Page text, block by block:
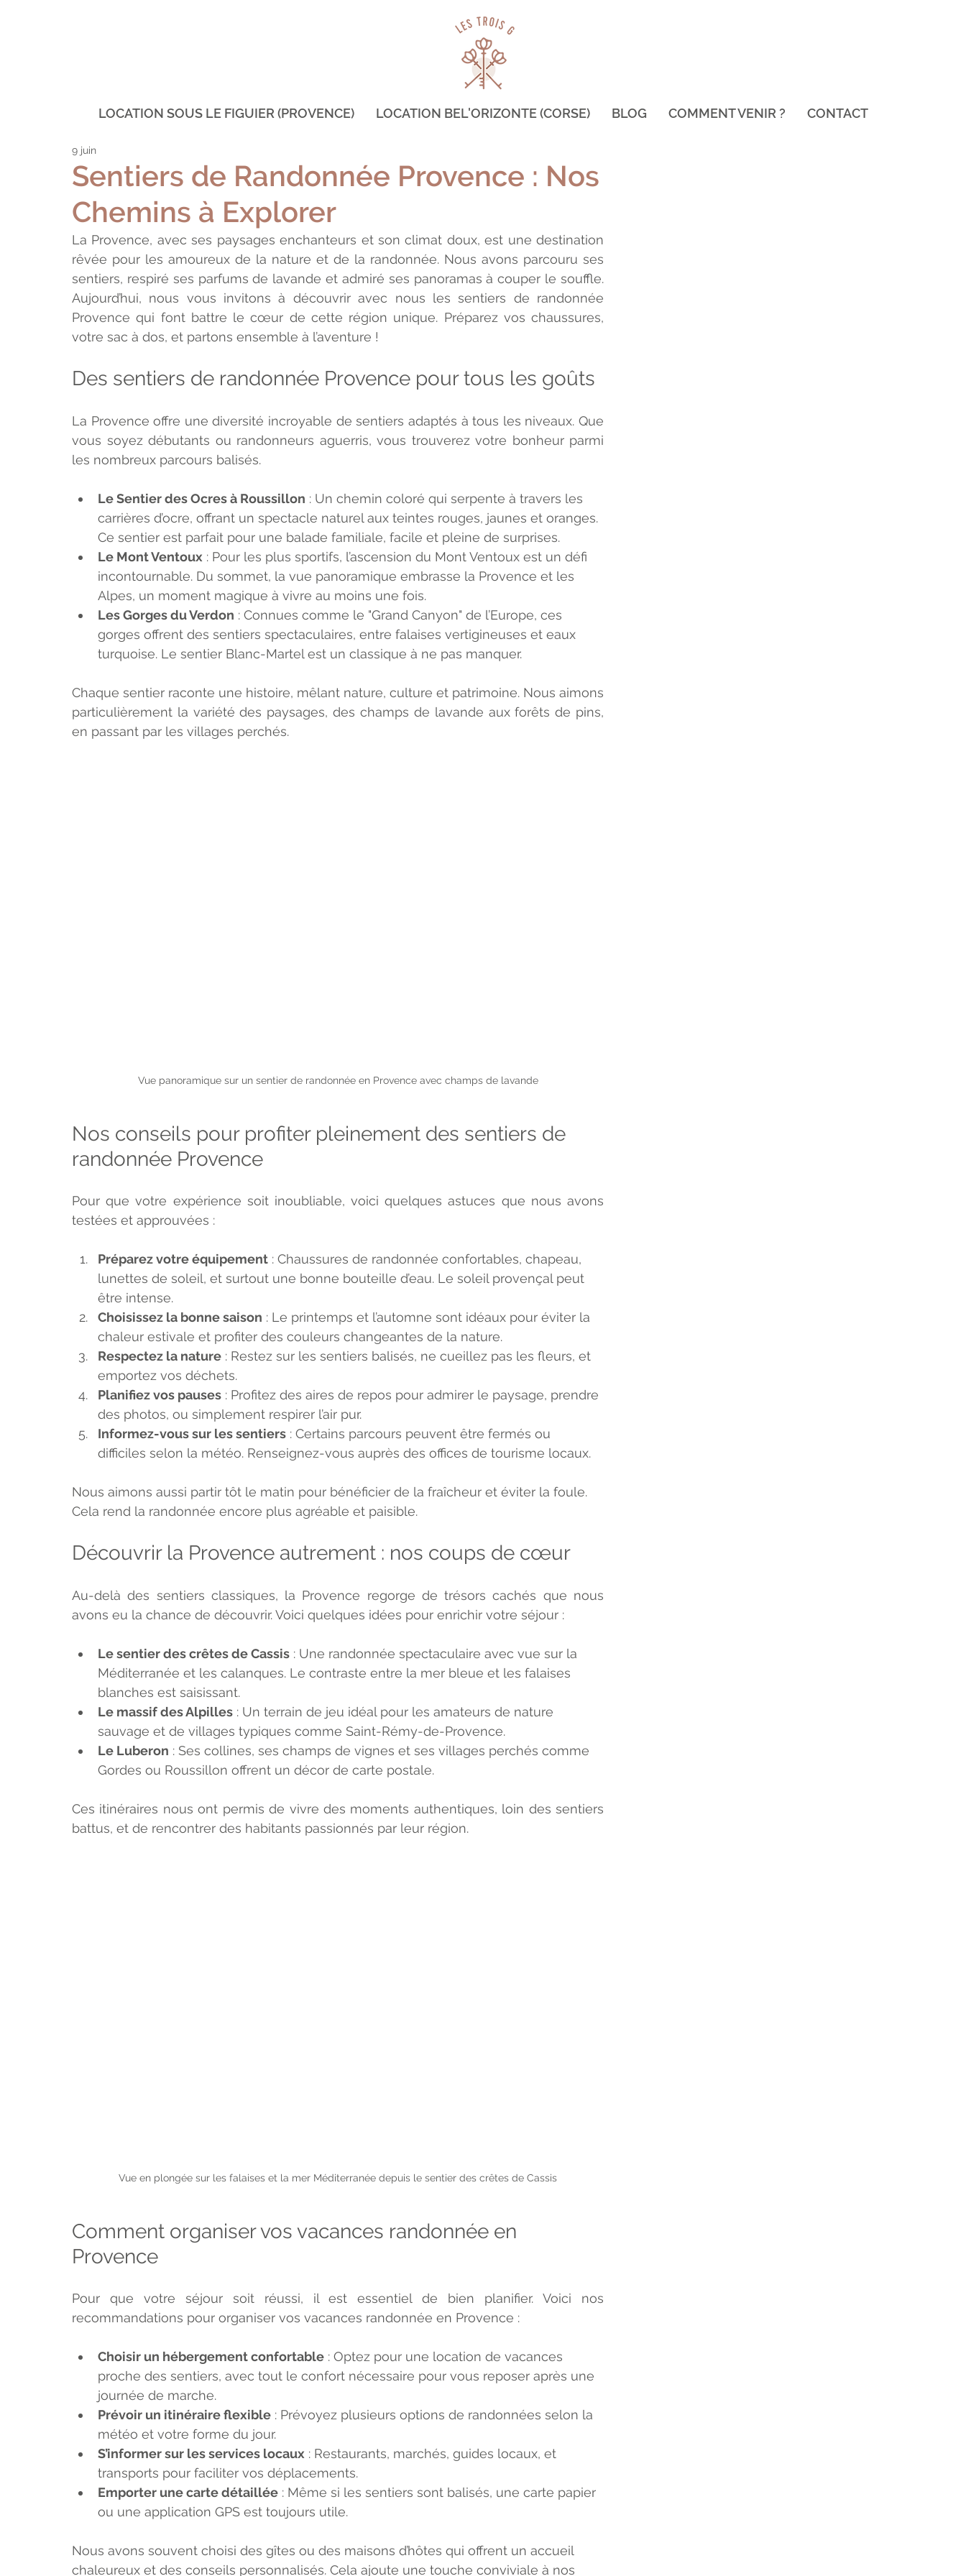
LOCATION SOUS LE FIGUIER (PROVENCE) LOCATION BEL'ORIZONTE (CORSE) BLOG COMMENT VENIR ? CONTACT
Sentiers de Randonnée Provence : Nos
Chemins à Explorer
9 juin
La Provence, avec ses paysages enchanteurs et son climat doux, est une destination
rêvée pour les amoureux de la nature et de la randonnée. Nous avons parcouru ses
sentiers, respiré ses parfums de lavande et admiré ses panoramas à couper le souffle.
Aujourd’hui, nous vous invitons à découvrir avec nous les sentiers de randonnée
Provence qui font battre le cœur de cette région unique. Préparez vos chaussures,
votre sac à dos, et partons ensemble à l’aventure !
Des sentiers de randonnée Provence pour tous les goûts
La Provence offre une diversité incroyable de sentiers adaptés à tous les niveaux. Que
vous soyez débutants ou randonneurs aguerris, vous trouverez votre bonheur parmi
les nombreux parcours balisés.
Le Sentier des Ocres à Roussillon : Un chemin coloré qui serpente à travers les
carrières d’ocre, offrant un spectacle naturel aux teintes rouges, jaunes et oranges.
Ce sentier est parfait pour une balade familiale, facile et pleine de surprises.
Le Mont Ventoux : Pour les plus sportifs, l’ascension du Mont Ventoux est un défi
incontournable. Du sommet, la vue panoramique embrasse la Provence et les
Alpes, un moment magique à vivre au moins une fois.
Les Gorges du Verdon : Connues comme le "Grand Canyon" de l’Europe, ces
gorges offrent des sentiers spectaculaires, entre falaises vertigineuses et eaux
turquoise. Le sentier Blanc-Martel est un classique à ne pas manquer.
Chaque sentier raconte une histoire, mêlant nature, culture et patrimoine. Nous aimons
particulièrement la variété des paysages, des champs de lavande aux forêts de pins,
en passant par les villages perchés.
Vue panoramique sur un sentier de randonnée en Provence avec champs de lavande
Nos conseils pour profiter pleinement des sentiers de
randonnée Provence
Pour que votre expérience soit inoubliable, voici quelques astuces que nous avons
testées et approuvées :
Préparez votre équipement : Chaussures de randonnée confortables, chapeau,
lunettes de soleil, et surtout une bonne bouteille d’eau. Le soleil provençal peut
être intense.
Choisissez la bonne saison : Le printemps et l’automne sont idéaux pour éviter la
chaleur estivale et profiter des couleurs changeantes de la nature.
Respectez la nature : Restez sur les sentiers balisés, ne cueillez pas les fleurs, et
emportez vos déchets.
Planifiez vos pauses : Profitez des aires de repos pour admirer le paysage, prendre
des photos, ou simplement respirer l’air pur.
Informez-vous sur les sentiers : Certains parcours peuvent être fermés ou
difficiles selon la météo. Renseignez-vous auprès des offices de tourisme locaux.
Nous aimons aussi partir tôt le matin pour bénéficier de la fraîcheur et éviter la foule.
Cela rend la randonnée encore plus agréable et paisible.
Découvrir la Provence autrement : nos coups de cœur
Au-delà des sentiers classiques, la Provence regorge de trésors cachés que nous
avons eu la chance de découvrir. Voici quelques idées pour enrichir votre séjour :
Le sentier des crêtes de Cassis : Une randonnée spectaculaire avec vue sur la
Méditerranée et les calanques. Le contraste entre la mer bleue et les falaises
blanches est saisissant.
Le massif des Alpilles : Un terrain de jeu idéal pour les amateurs de nature
sauvage et de villages typiques comme Saint-Rémy-de-Provence.
Le Luberon : Ses collines, ses champs de vignes et ses villages perchés comme
Gordes ou Roussillon offrent un décor de carte postale.
Ces itinéraires nous ont permis de vivre des moments authentiques, loin des sentiers
battus, et de rencontrer des habitants passionnés par leur région.
Vue en plongée sur les falaises et la mer Méditerranée depuis le sentier des crêtes de Cassis
Comment organiser vos vacances randonnée en
Provence
Pour que votre séjour soit réussi, il est essentiel de bien planifier. Voici nos
recommandations pour organiser vos vacances randonnée en Provence :
Choisir un hébergement confortable : Optez pour une location de vacances
proche des sentiers, avec tout le confort nécessaire pour vous reposer après une
journée de marche.
Prévoir un itinéraire flexible : Prévoyez plusieurs options de randonnées selon la
météo et votre forme du jour.
S’informer sur les services locaux : Restaurants, marchés, guides locaux, et
transports pour faciliter vos déplacements.
Emporter une carte détaillée : Même si les sentiers sont balisés, une carte papier
ou une application GPS est toujours utile.
Nous avons souvent choisi des gîtes ou des maisons d’hôtes qui offrent un accueil
chaleureux et des conseils personnalisés. Cela ajoute une touche conviviale à nos